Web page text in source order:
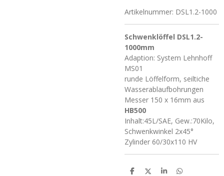
Artikelnummer: DSL1.2-1000
Schwenklöffel DSL1.2-
1000mm
Adaption: System Lehnhoff
MS01
runde Löffelform, seiltiche
Wasserablaufbohrungen
Messer 150 x 16mm aus
HB500
Inhalt:45L/SAE, Gew.:70Kilo,
Schwenkwinkel 2x45°
Zylinder 60/30x110 HV
T
T
T
T